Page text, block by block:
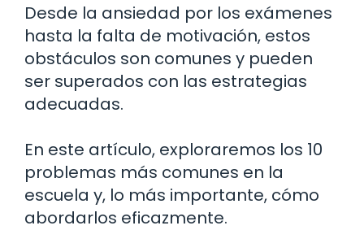
Desde la ansiedad por los exámenes
hasta la falta de motivación, estos
obstáculos son comunes y pueden
ser superados con las estrategias
adecuadas.
En este artículo, exploraremos los 10
problemas más comunes en la
escuela y, lo más importante, cómo
abordarlos eficazmente.